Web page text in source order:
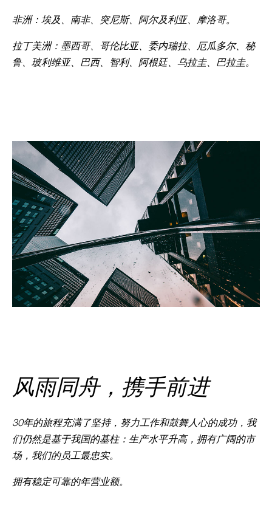
非洲：埃及、南非、突尼斯、阿尔及利亚、摩洛哥。
拉丁美洲：墨西哥、哥伦比亚、委内瑞拉、厄瓜多尔、秘
鲁、玻利维亚、巴西、智利、阿根廷、乌拉圭、巴拉圭。
风雨同舟，携手前进
30年的旅程充满了坚持，努力工作和鼓舞人心的成功，我
们仍然是基于我国的基柱：生产水平升高，拥有广阔的市
场，我们的员工最忠实。
拥有稳定可靠的年营业额。